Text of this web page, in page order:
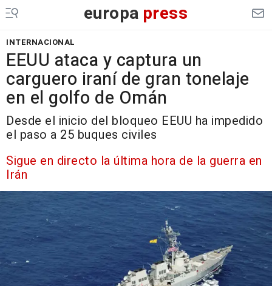
europa press
INTERNACIONAL
EEUU ataca y captura un
carguero iraní de gran tonelaje
en el golfo de Omán
Desde el inicio del bloqueo EEUU ha impedido
el paso a 25 buques civiles
Sigue en directo la última hora de la guerra en
Irán